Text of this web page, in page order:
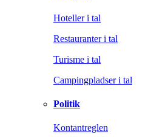
Hoteller i tal
Restauranter i tal
Turisme i tal
Campingpladser i tal
Politik
Kontantreglen